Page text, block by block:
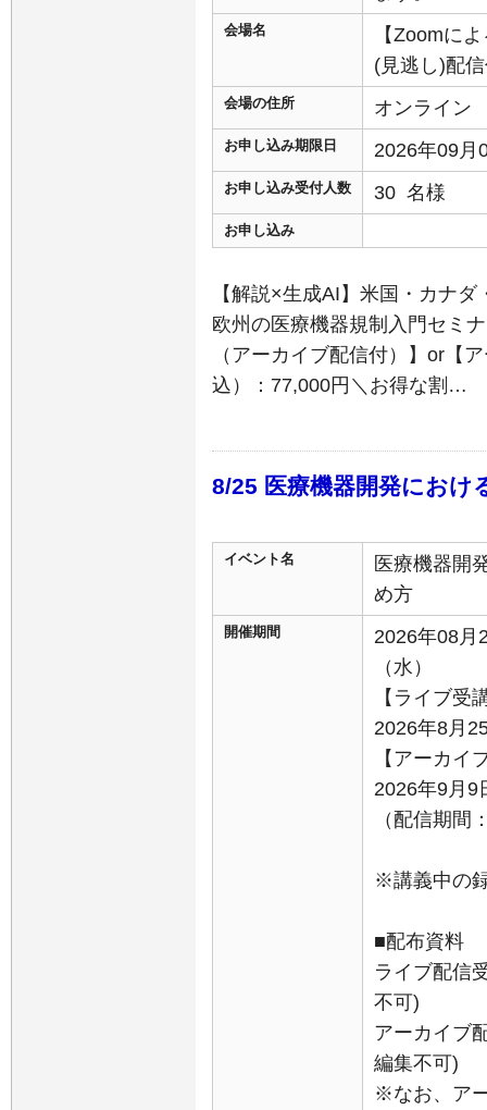
会場名
【Zoomに
(見逃し)配
会場の住所 オンライン
お申し込み期限日 2026年09月
お申し込み受付人数 30 名様
お申し込み
【解説×生成AI】米国・カナ
欧州の医療機器規制入門セミ
（アーカイブ配信付）】or【
込）：77,000円＼お得な割…
8/25 医療機器開発におけ
イベント名
医療機器開
め方
開催期間
2026年08月
（水）
【ライブ受
2026年8月
【アーカイ
2026年9月9
（配信期間
※講義中の
■配布資料
ライブ配信
不可)
アーカイブ
編集不可)
※なお、ア